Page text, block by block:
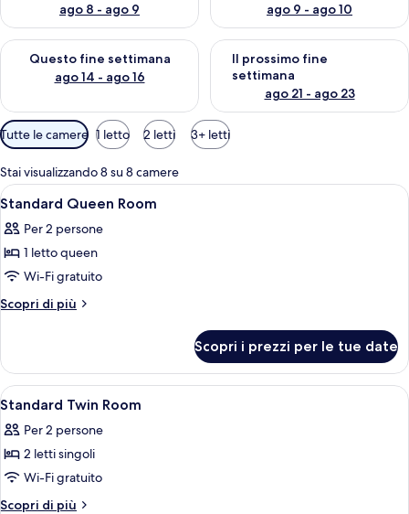
ago 8 - ago 9
ago 9 - ago 10
Questo fine settimana
ago 14 - ago 16
Verifica la disponibilità per questo fine settimana, ago 14 -
Il prossimo fine
settimana
ago 21 - ago 23
Verifica la disponibilità per il
Filtri
disponibili
per
le
camere
Tutte le camere 1 letto 2 letti 3+ letti
Stai visualizzando 8 su 8 camere
Apri
tutte
le
foto
per
Standard
7
Standard Queen Room
Per 2 persone
1 letto queen
Wi-Fi gratuito
Scopri di più
Altri
Queen
Room
Scopri i prezzi per le tue date
Apri
tutte
le
foto
per
Standard
6
Standard Twin Room
Per 2 persone
2 letti singoli
Wi-Fi gratuito
Scopri di più
Altri